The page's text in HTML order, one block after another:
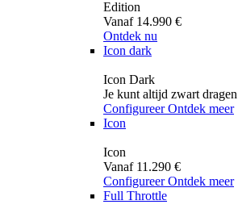
Edition
Vanaf 14.990 €
Ontdek nu
Icon dark
Icon Dark
Je kunt altijd zwart dragen
Configureer Ontdek meer
Icon
Icon
Vanaf 11.290 €
Configureer Ontdek meer
Full Throttle